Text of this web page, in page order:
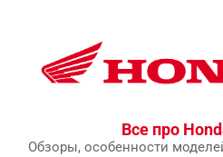
Все про
Обзоры, особенности